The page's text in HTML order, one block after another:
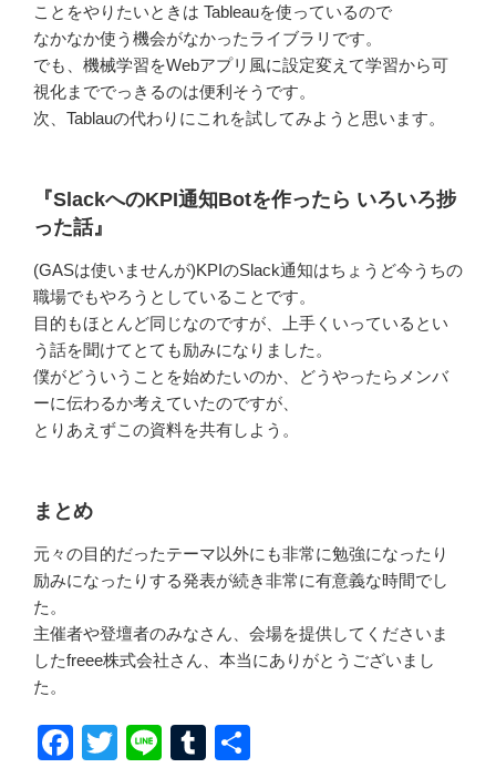
ことをやりたいときは Tableauを使っているので
なかなか使う機会がなかったライブラリです。
でも、機械学習をWebアプリ風に設定変えて学習から可
視化まででっきるのは便利そうです。
次、Tablauの代わりにこれを試してみようと思います。
『SlackへのKPI通知Botを作ったら いろいろ捗
った話』
(GASは使いませんが)KPIのSlack通知はちょうど今うちの
職場でもやろうとしていることです。
目的もほとんど同じなのですが、上手くいっているとい
う話を聞けてとても励みになりました。
僕がどういうことを始めたいのか、どうやったらメンバ
ーに伝わるか考えていたのですが、
とりあえずこの資料を共有しよう。
まとめ
元々の目的だったテーマ以外にも非常に勉強になったり
励みになったりする発表が続き非常に有意義な時間でし
た。
主催者や登壇者のみなさん、会場を提供してくださいま
したfreee株式会社さん、本当にありがとうございまし
た。
F
T
Li
T